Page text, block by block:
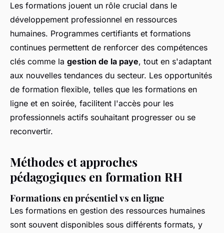
Les formations jouent un rôle crucial dans le
développement professionnel en ressources
humaines. Programmes certifiants et formations
continues permettent de renforcer des compétences
clés comme la gestion de la paye, tout en s'adaptant
aux nouvelles tendances du secteur. Les opportunités
de formation flexible, telles que les formations en
ligne et en soirée, facilitent l'accès pour les
professionnels actifs souhaitant progresser ou se
reconvertir.
Méthodes et approches
pédagogiques en formation RH
Formations en présentiel vs en ligne
Les formations en gestion des ressources humaines
sont souvent disponibles sous différents formats, y